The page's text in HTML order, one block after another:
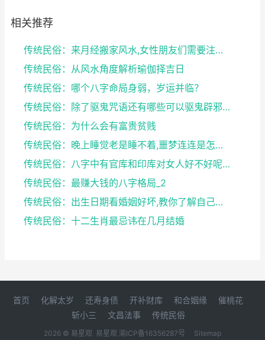
相关推荐
传统民俗：来月经搬家风水,女性朋友们需要注意了
传统民俗：从风水角度解析瑜伽择吉日
传统民俗：哪个八字命局身弱，岁运并临？
传统民俗：除了驱鬼咒语还有哪些可以驱鬼辟邪的方法？...
传统民俗：为什么会有富贵贫贱
传统民俗：晚上睡觉老是睡不着,噩梦连连是怎么回事
传统民俗：八字中有官库和印库对女人好不好呢？赶快收...
传统民俗：最赚大钱的八字格局_2
传统民俗：出生日期看婚姻好坏,教你了解自己未来的婚...
传统民俗：十二生肖最忌讳在几月结婚
首页 化解太岁 还寿身债 开补财库 和合姻缘
催桃花
斩小三
文昌法事 传统民俗
2026 © 易星观 易星观 渝ICP备16356287号 Sitemap